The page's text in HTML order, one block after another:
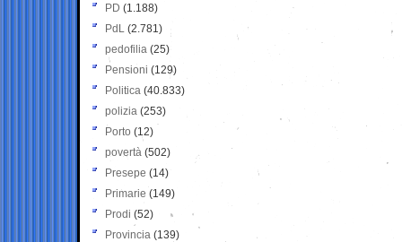
PD (1.188)
PdL (2.781)
pedofilia (25)
Pensioni (129)
Politica (40.833)
polizia (253)
Porto (12)
povertà (502)
Presepe (14)
Primarie (149)
Prodi (52)
Provincia (139)